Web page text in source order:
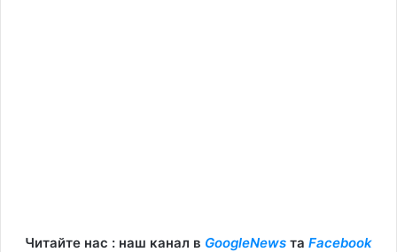
Читайте нас : наш канал в GoogleNews та Facebook